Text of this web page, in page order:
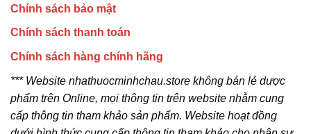
Chính sách bảo mật
Chính sách thanh toán
Chính sách hàng chính hãng
*** Website nhathuocminhchau.store không bán lẻ dược
phẩm trên Online, mọi thông tin trên website nhằm cung
cấp thông tin tham khảo sản phẩm. Website hoạt đồng